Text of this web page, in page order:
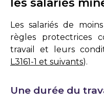
les salariés
Les salariés de
règles protectrices
travail et leurs
L3161-1 et suivants).
Une durée du